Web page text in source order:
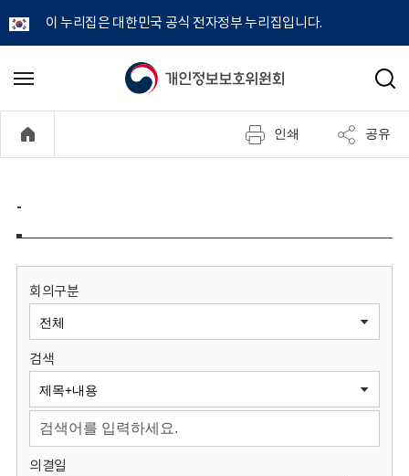
이 누리집은 대한민국 공식 전자정부 누리집입니다.
개
정
보
원
회
메
기
검
인쇄 공유
-
회의구분
검색
의결일